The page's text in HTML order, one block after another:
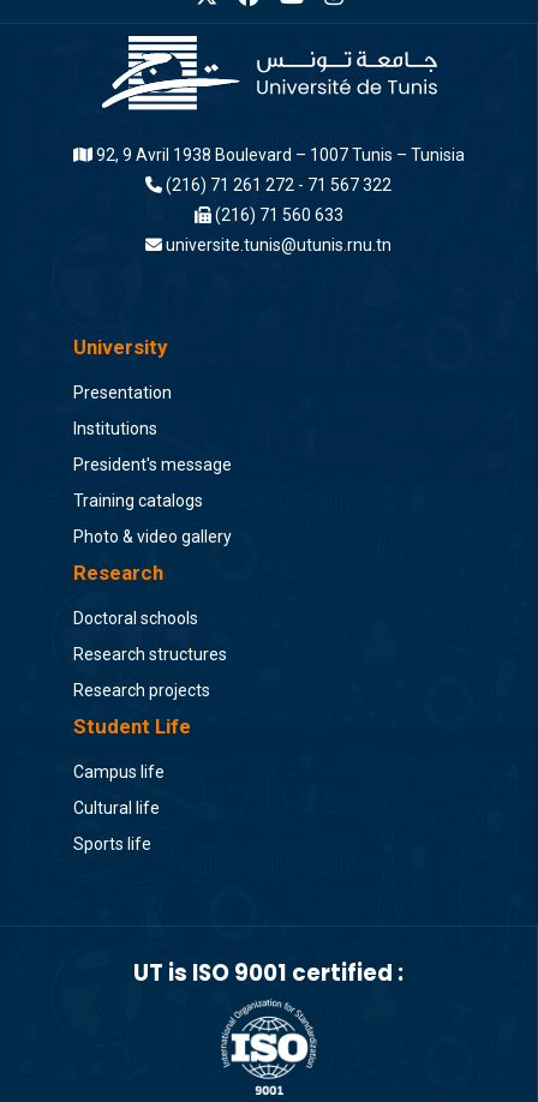
92, 9 Avril 1938 Boulevard – 1007 Tunis – Tunisia
(216) 71 261 272 - 71 567 322
(216) 71 560 633
universite.tunis@utunis.rnu.tn
University
Presentation
Institutions
President's message
Training catalogs
Photo & video gallery
Research
Doctoral schools
Research structures
Research projects
Student Life
Campus life
Cultural life
Sports life
UT is ISO 9001 certified :